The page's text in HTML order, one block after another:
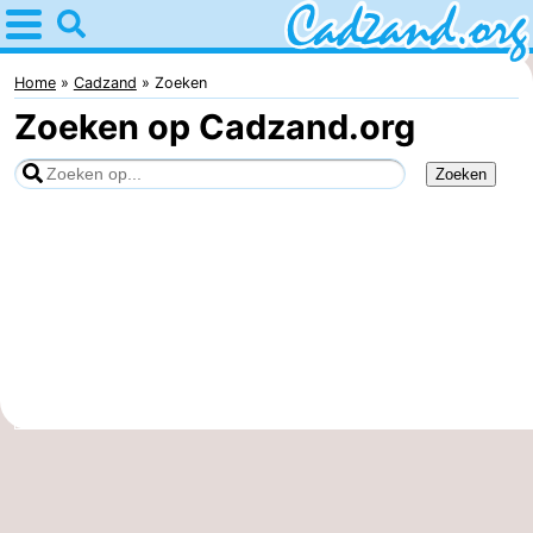
Home
Cadzand
Tips
Voor
Home Cadzand Zoeken
Zoeken op Cadzand.org